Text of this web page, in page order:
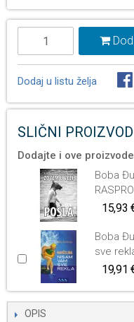
Dodaj u listu želja
SLIČNI
Dodajte i ove
Boba
15,93
Boba
sve
19,91
OPIS